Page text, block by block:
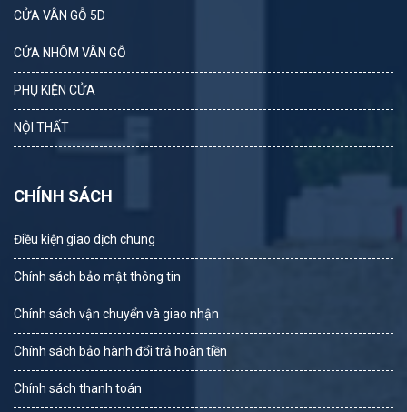
CỬA VÂN GỖ 5D
CỬA NHÔM VÂN GỖ
PHỤ KIỆN CỬA
NỘI THẤT
CHÍNH SÁCH
Điều kiện giao dịch chung
Chính sách bảo mật thông tin
Chính sách vận chuyển và giao nhận
Chính sách bảo hành đổi trả hoàn tiền
Chính sách thanh toán